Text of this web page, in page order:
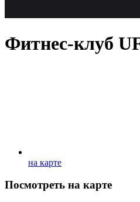
Фитнес-клуб
на карте
Посмотреть на карте